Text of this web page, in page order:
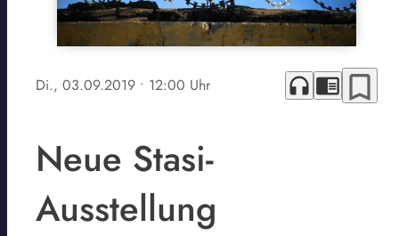
Di., 03.09.2019 • 12:00 Uhr headphones chrome_reader_mode bookmark_border
Neue Stasi-
Ausstellung